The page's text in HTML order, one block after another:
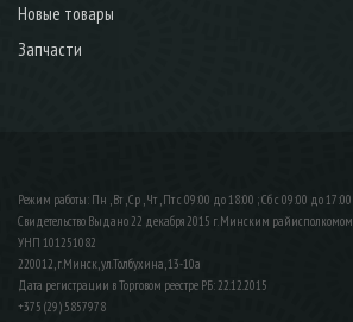
Новые товары
Запчасти
Режим работы: Пн , Вт , Ср , Чт , Пт c 09:00 до 18:00 ; Сб c 09:00 до 17:00
Свидетельство Выдано 22 декабря 2015 г. Минским райисполкомом
УНП 101251082
220012, г.Минск, ул.Толбухина, 13-10а
Дата регистрации в Торговом реестре РБ: 22.12.2015
+375 (29) 5857978